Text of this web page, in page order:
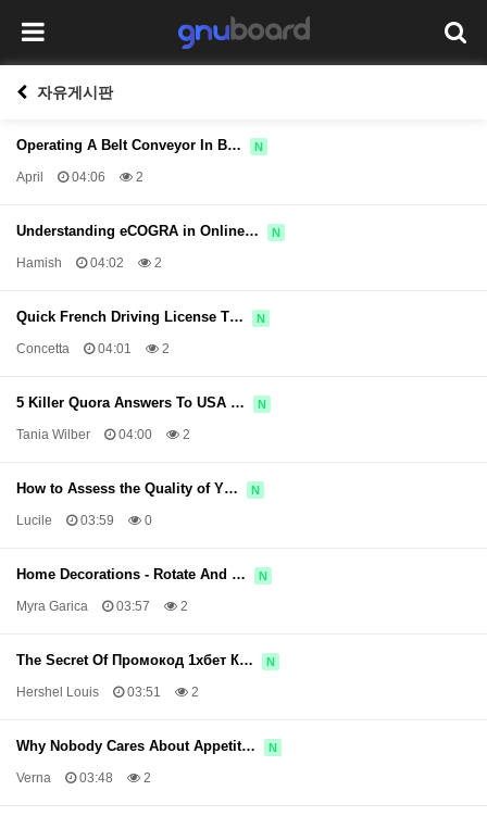
자유게시판
Operating A Belt Conveyor In B… N
April 04:06 2
Understanding eCOGRA in Online… N
Hamish 04:02 2
Quick French Driving License T… N
Concetta 04:01 2
5 Killer Quora Answers To USA … N
Tania Wilber 04:00 2
How to Assess the Quality of Y… N
Lucile 03:59 0
Home Decorations - Rotate And … N
Myra Garica 03:57 2
The Secret Of Промокод 1хбет К… N
Hershel Louis 03:51 2
Why Nobody Cares About Appetit… N
Verna 03:48 2